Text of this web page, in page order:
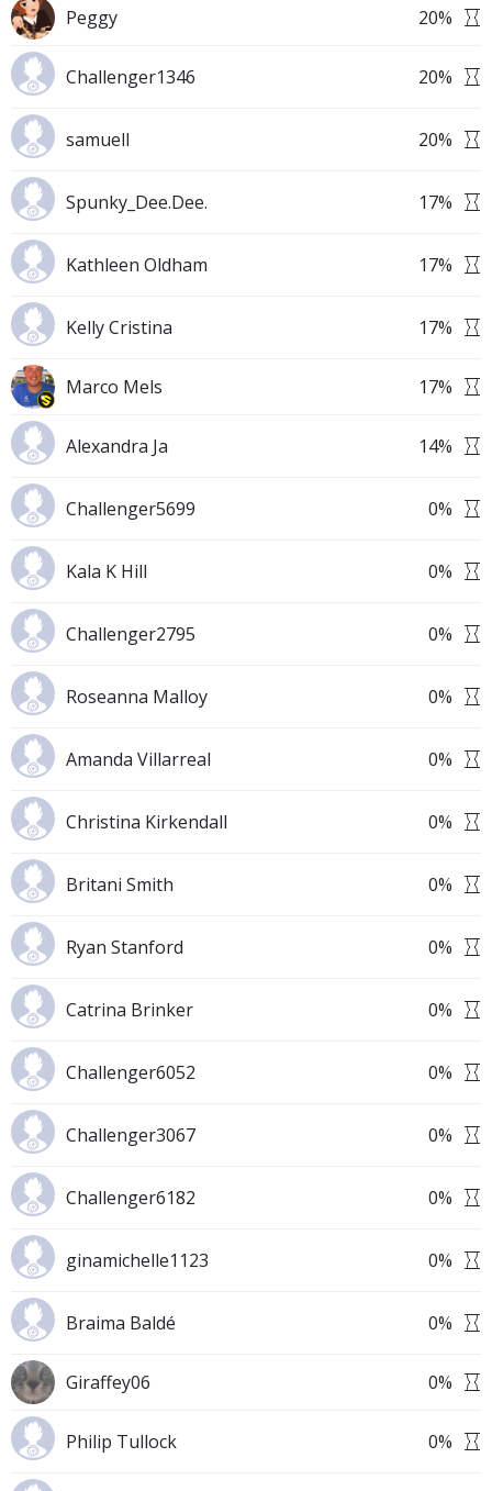
Peggy 20%
Challenger1346 20%
samuell 20%
Spunky_Dee.Dee. 17%
Kathleen Oldham 17%
Kelly Cristina 17%
Marco Mels 17%
Alexandra Ja 14%
Challenger5699 0%
Kala K Hill 0%
Challenger2795 0%
Roseanna Malloy 0%
Amanda Villarreal 0%
Christina Kirkendall 0%
Britani Smith 0%
Ryan Stanford 0%
Catrina Brinker 0%
Challenger6052 0%
Challenger3067 0%
Challenger6182 0%
ginamichelle1123 0%
Braima Baldé 0%
Giraffey06 0%
Philip Tullock 0%